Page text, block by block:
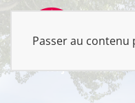
Passer au contenu